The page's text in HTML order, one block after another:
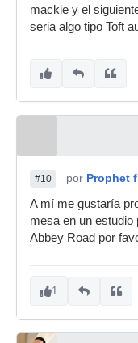
mackie y el
seria algo tipo Toft
#10 por Prophet
A mí me gustaría
mesa en un estudio
Abbey Road por
1